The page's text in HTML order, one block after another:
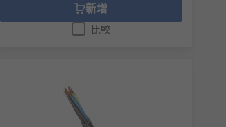
新增
比較